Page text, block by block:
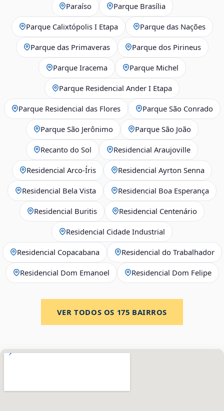
Paraíso Parque Brasília
Parque Calixtópolis I Etapa Parque das Nações
Parque das Primaveras Parque dos Pirineus
Parque Iracema Parque Michel
Parque Residencial Ander I Etapa
Parque Residencial das Flores Parque São Conrado
Parque São Jerônimo Parque São João
Recanto do Sol Residencial Araujoville
Residencial Arco‑Íris Residencial Ayrton Senna
Residencial Bela Vista Residencial Boa Esperança
Residencial Buritis Residencial Centenário
Residencial Cidade Industrial
Residencial Copacabana Residencial do Trabalhador
Residencial Dom Emanoel Residencial Dom Felipe
VER TODOS OS 175 BAIRROS